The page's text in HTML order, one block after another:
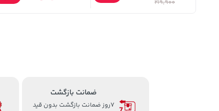
219,900
ضمانت بازگشت
7روز ضمانت بازگشت بدون قید